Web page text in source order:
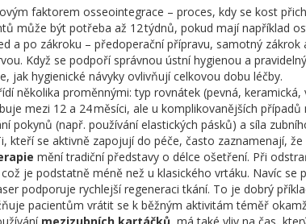
faktorem osseointegrace – proces, kdy se kost
může být potřeba až 12 týdnů, pokud mají například
a po zákroku – předoperační přípravu, samotný
Když se podpoří správnou ústní hygienou a
jak hygienické návyky ovlivňují celkovou dobu léčby.
několika proměnnými: typ rovnátek (pevná,
mezi 12 a 24 měsíci, ale u komplikovanějších
pokynů (např. používání elastických pásků) a síla
kteří se aktivně zapojují do péče, často zaznamenají, že
mění tradiční představy o délce ošetření. Při
je podstatně méně než u klasického vrtáku. Navíc se
podporuje rychlejší regeneraci tkání. To je dobrý
pacientům vrátit se k běžným aktivitám téměř
mezizubních kartáčků, má také vliv na čas,